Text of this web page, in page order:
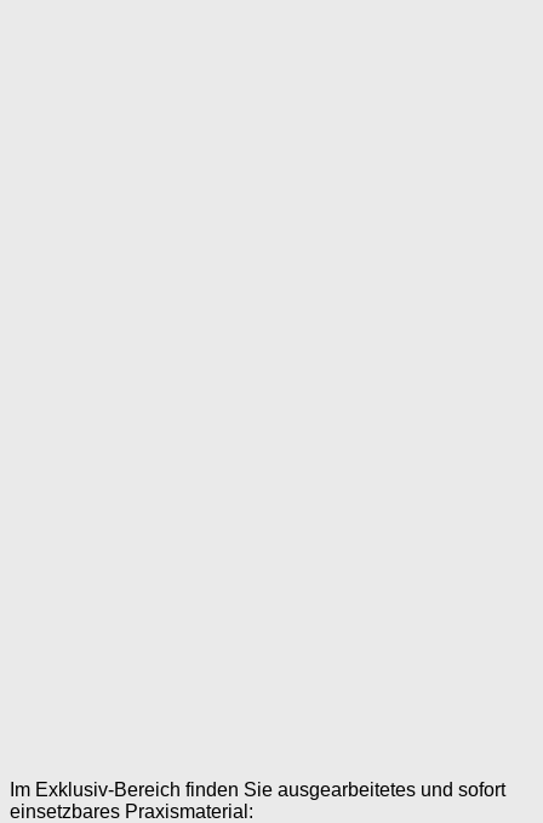
Im Exklusiv-Bereich finden Sie ausgearbeitetes und sofort
einsetzbares Praxismaterial: